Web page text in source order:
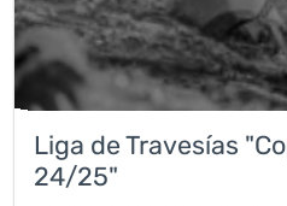
Liga de Travesías
24/25"